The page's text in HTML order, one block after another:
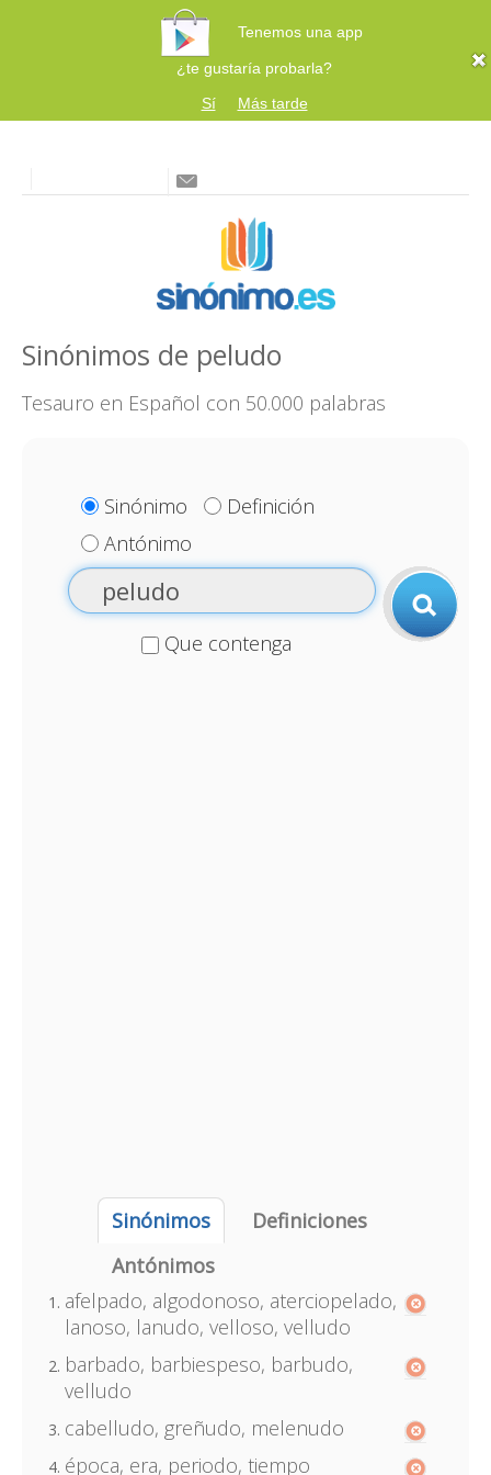
Tenemos una app
¿te gustaría probarla?
Sí
Más tarde
Sinónimos de peludo
Tesauro en Español con 50.000 palabras
Sinónimo
Definición
Antónimo
Que contenga
Sinónimos
Definiciones
Antónimos
afelpado, algodonoso, aterciopelado,
lanoso, lanudo, velloso, velludo
barbado, barbiespeso, barbudo,
velludo
cabelludo, greñudo, melenudo
época, era, periodo, tiempo